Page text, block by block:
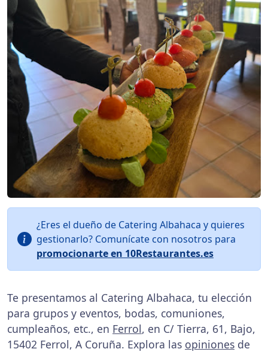
¿Eres el dueño de Catering Albahaca y quieres
gestionarlo? Comunícate con nosotros para
promocionarte en 10Restaurantes.es
Te presentamos al Catering Albahaca, tu elección
para grupos y eventos, bodas, comuniones,
cumpleaños, etc., en Ferrol, en C/ Tierra, 61, Bajo,
15402 Ferrol, A Coruña. Explora las opiniones de